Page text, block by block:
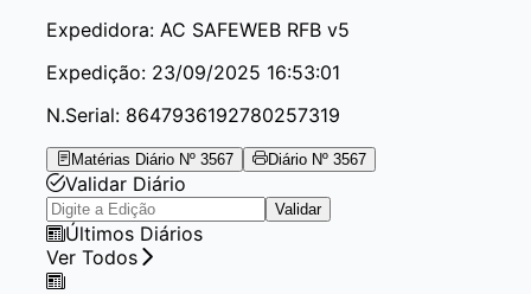
Expedidora: AC SAFEWEB RFB v5
Expedição: 23/09/2025 16:53:01
N.Serial: 8647936192780257319
Matérias Diário Nº 3567 Diário Nº 3567
Validar Diário
Validar
Últimos Diários
Ver Todos